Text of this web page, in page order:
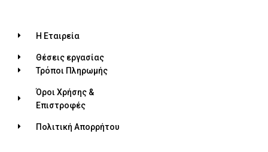
Η Εταιρεία
Θέσεις εργασίας
Τρόποι Πληρωμής
Όροι Χρήσης &
Επιστροφές
Πολιτική Απορρήτου